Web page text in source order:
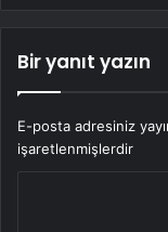
Bir yanıt yazın
E-posta adresiniz
işaretlenmişlerdir